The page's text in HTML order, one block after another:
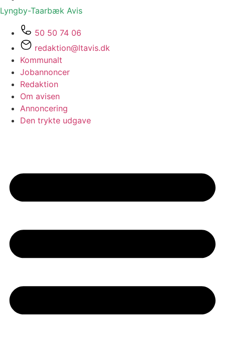
Lyngby-Taarbæk Avis
50 50 74 06
redaktion@ltavis.dk
Kommunalt
Jobannoncer
Redaktion
Om avisen
Annoncering
Den trykte udgave